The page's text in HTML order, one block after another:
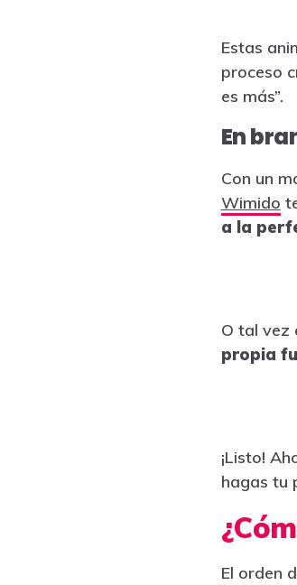
Estas
proceso
es más”.
En
Con un
Wimido
a la
O tal vez
propia
¡Listo!
hagas tu
El orden